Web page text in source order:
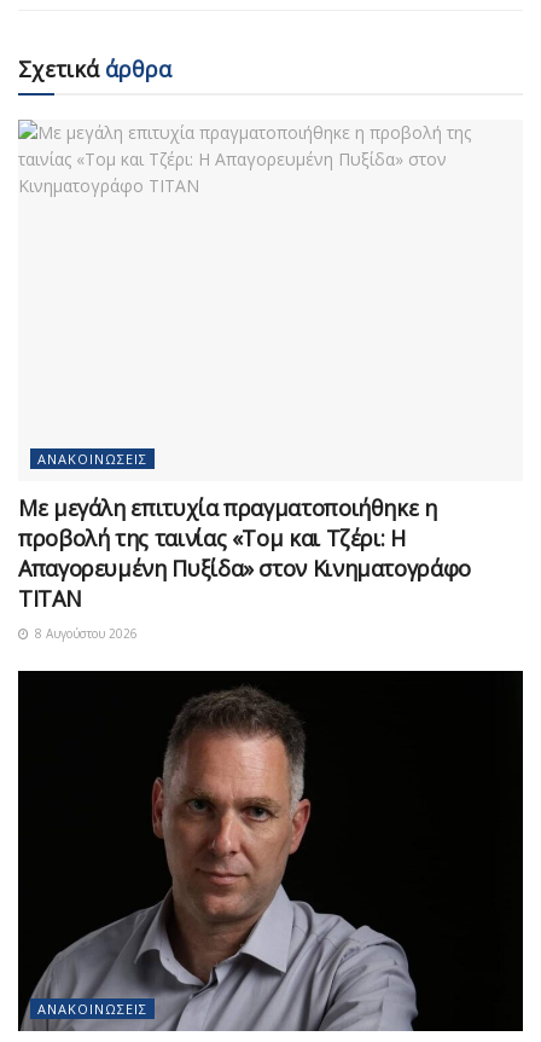
Σχετικάάρθρα
ΑΝΑΚΟΙΝΏΣΕΙΣ
Με μεγάλη επιτυχία πραγματοποιήθηκε η
προβολή της ταινίας «Τομ και Τζέρι: Η
Απαγορευμένη Πυξίδα» στον Κινηματογράφο
ΤΙΤΑΝ
8 Αυγούστου 2026
ΑΝΑΚΟΙΝΏΣΕΙΣ